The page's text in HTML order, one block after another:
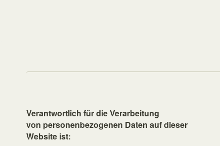
Verantwortlich für die Verarbeitung
von personenbezogenen Daten auf dieser
Website ist: